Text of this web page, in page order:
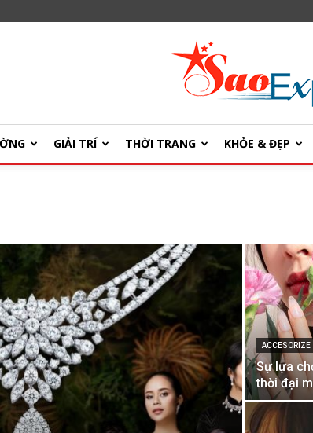
GIẢI TRÍ THỜI TRANG KHỎE & ĐẸP
ACCESORIZE
Sự lựa
thời đại